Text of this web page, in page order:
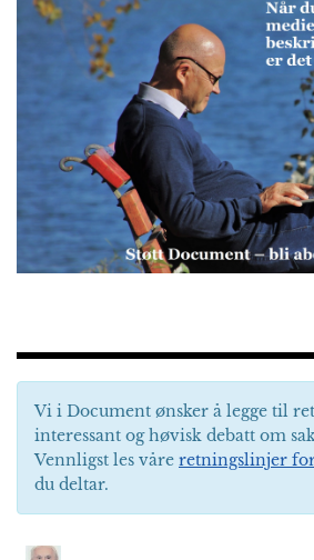
Vi i Document ønsker å legge til
interessant og høvisk debatt om
Vennligst les våre retningslinjer
du deltar.